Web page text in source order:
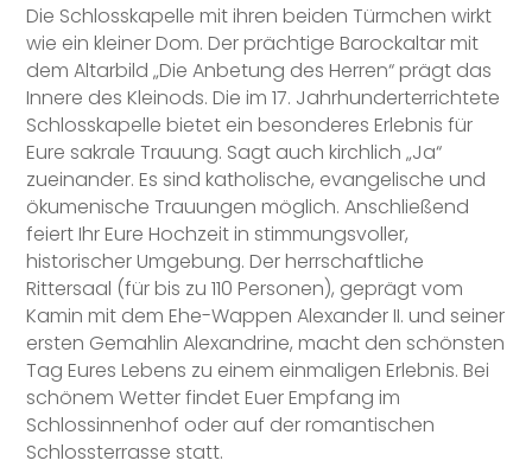
Die Schlosskapelle mit ihren beiden Türmchen wirkt
wie ein kleiner Dom. Der prächtige Barockaltar mit
dem Altarbild „Die Anbetung des Herren“ prägt das
Innere des Kleinods. Die im 17. Jahrhunderterrichtete
Schlosskapelle bietet ein besonderes Erlebnis für
Eure sakrale Trauung. Sagt auch kirchlich „Ja“
zueinander. Es sind katholische, evangelische und
ökumenische Trauungen möglich. Anschließend
feiert Ihr Eure Hochzeit in stimmungsvoller,
historischer Umgebung. Der herrschaftliche
Rittersaal (für bis zu 110 Personen), geprägt vom
Kamin mit dem Ehe-Wappen Alexander II. und seiner
ersten Gemahlin Alexandrine, macht den schönsten
Tag Eures Lebens zu einem einmaligen Erlebnis. Bei
schönem Wetter findet Euer Empfang im
Schlossinnenhof oder auf der romantischen
Schlossterrasse statt.